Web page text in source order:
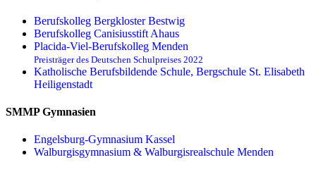
Berufskolleg Bergkloster Bestwig
Berufskolleg Canisiusstift Ahaus
Placida-Viel-Berufskolleg Menden
Preisträger des Deutschen Schulpreises 2022
Katholische Berufsbildende Schule, Bergschule St. Elisabeth
Heiligenstadt
SMMP Gymnasien
Engelsburg-Gymnasium Kassel
Walburgisgymnasium & Walburgisrealschule Menden